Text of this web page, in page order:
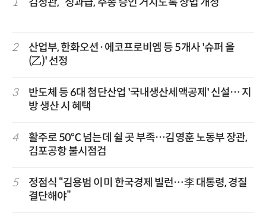
2
산업부, 한화오션·에코프로비엠 등 5개사 '슈퍼 을
(乙)' 선정
3
반도체 등 6대 첨단산업 '국내생산세액공제' 신설… 지
방 생산 시 혜택
4
활주로 50℃ 넘는데 쉴 곳 부족…김영훈 노동부 장관,
김포공항 불시점검
5
정점식 “김용범 이미 한국경제 빌런…李 대통령, 경질
결단해야”